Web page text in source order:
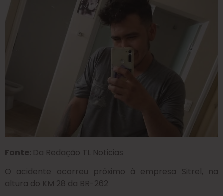
Fonte: Da Redação TL Noticias
O acidente ocorreu próximo à empresa Sitrel, na
altura do KM 28 da BR-262